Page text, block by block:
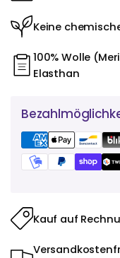
Keine
100% Wolle
Elasthan
Kauf auf